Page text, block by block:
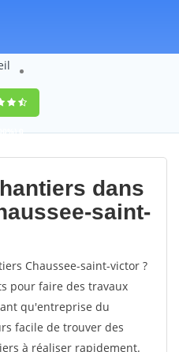
0
dans
saint-
Chaussee-saint-victor ?
pour faire des travaux
qu'entreprise du
facile de trouver des
à réaliser rapidement.